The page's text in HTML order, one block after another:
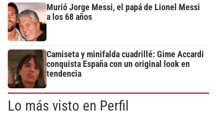
Murió Jorge Messi, el papá de Lionel Messi
a los 68 años
Camiseta y minifalda cuadrillé: Gime Accardi
conquista España con un original look en
tendencia
Lo más visto en Perfil